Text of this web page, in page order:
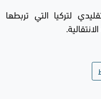
لتركيا التي تربطها